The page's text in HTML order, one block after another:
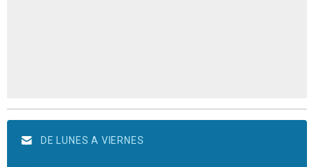
DE LUNES A VIERNES